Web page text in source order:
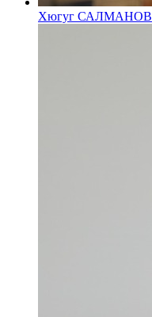
Хюгуг САЛМАНОВ